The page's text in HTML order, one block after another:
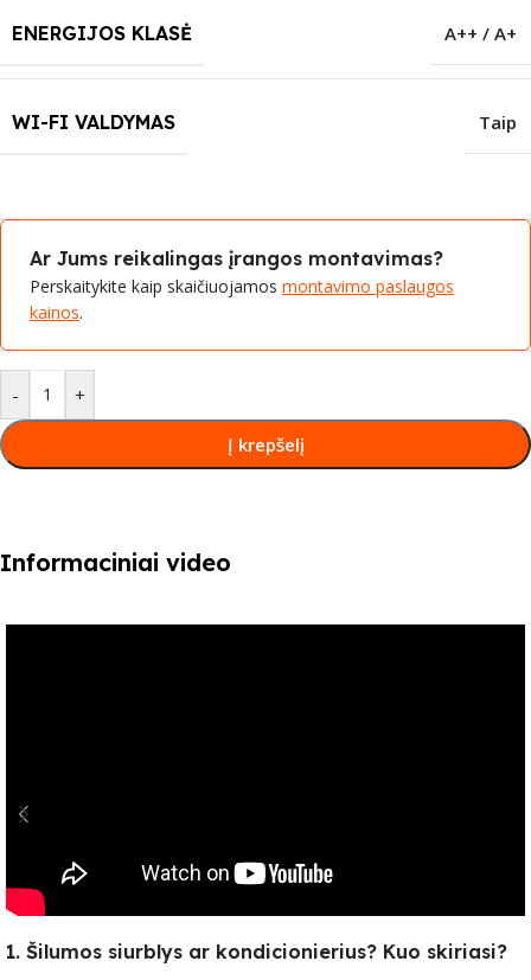
ENERGIJOS KLASĖ A++ / A+
WI-FI VALDYMAS Taip
Ar Jums reikalingas įrangos montavimas?
Perskaitykite kaip skaičiuojamos montavimo paslaugos
kainos.
- +
Į krepšelį
Informaciniai video
1. Šilumos siurblys ar kondicionierius? Kuo skiriasi?